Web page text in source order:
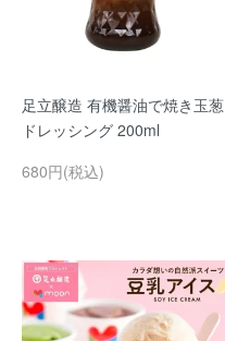
足立醸造 有機醤油で焼き玉葱
ドレッシング 200ml
680円(税込)